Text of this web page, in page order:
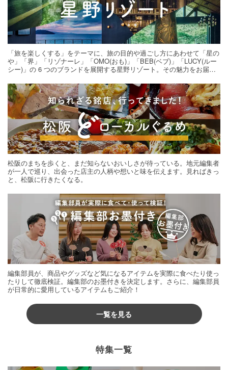
「旅を楽しくする」をテーマに、旅の目的や過ごし方にあわせて「星の
や」「界」「リゾナーレ」「OMO(おも)」「BEB(ベブ)」「LUCY(ルー
シー)」の 6 つのブランドを展開する星野リゾート。その魅力をお届け
松阪のまちを歩くと、まだ知らないおいしさが待っている。地元編集者
が一人で巡り、出会った店主の人柄や想いと味を伝えます。見ればきっ
と、松阪に行きたくなる。
編集部員が、商品やグッズなど気になるアイテムを実際に食べたり使っ
たりして徹底検証。編集部のお墨付きを決定します。さらに、編集部員
が日常的に愛用しているアイテムもご紹介！
一覧を見る
特集一覧